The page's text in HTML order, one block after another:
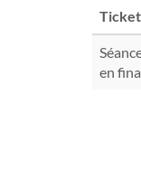
en